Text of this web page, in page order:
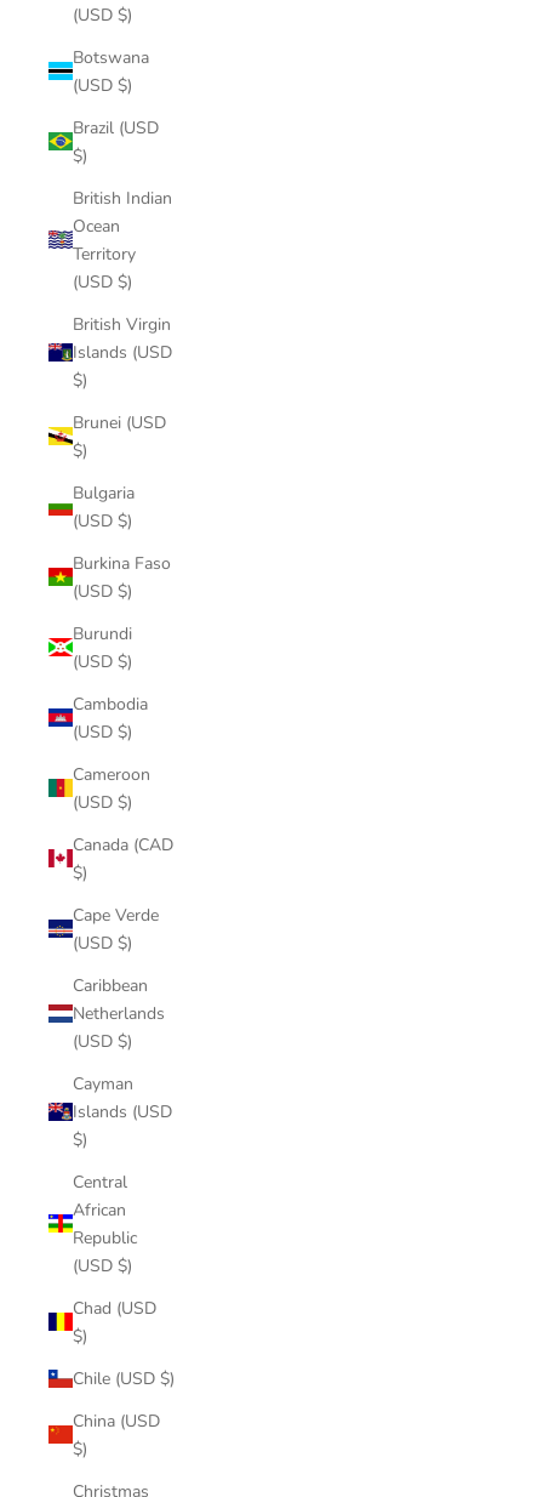
(USD $)
Botswana
(USD $)
Brazil (USD
$)
British Indian
Ocean
Territory
(USD $)
British Virgin
Islands (USD
$)
Brunei (USD
$)
Bulgaria
(USD $)
Burkina Faso
(USD $)
Burundi
(USD $)
Cambodia
(USD $)
Cameroon
(USD $)
Canada (CAD
$)
Cape Verde
(USD $)
Caribbean
Netherlands
(USD $)
Cayman
Islands (USD
$)
Central
African
Republic
(USD $)
Chad (USD
$)
Chile (USD $)
China (USD
$)
Christmas